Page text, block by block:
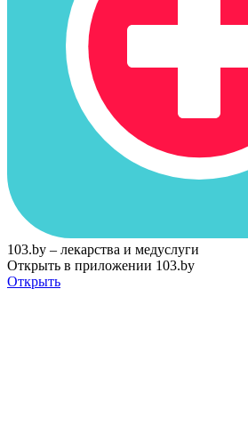
103.by – лекарства и медуслуги
Открыть в приложении 103.by
Открыть